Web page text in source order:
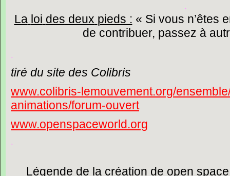
.
La loi des deux pieds : « Si vous n’êtes
de contribuer, passez à
.
tiré du site des Colibris
www.colibris-lemouvement.org/
animations/forum-ouvert
www.openspaceworld.org
.
Légende de la création de open space